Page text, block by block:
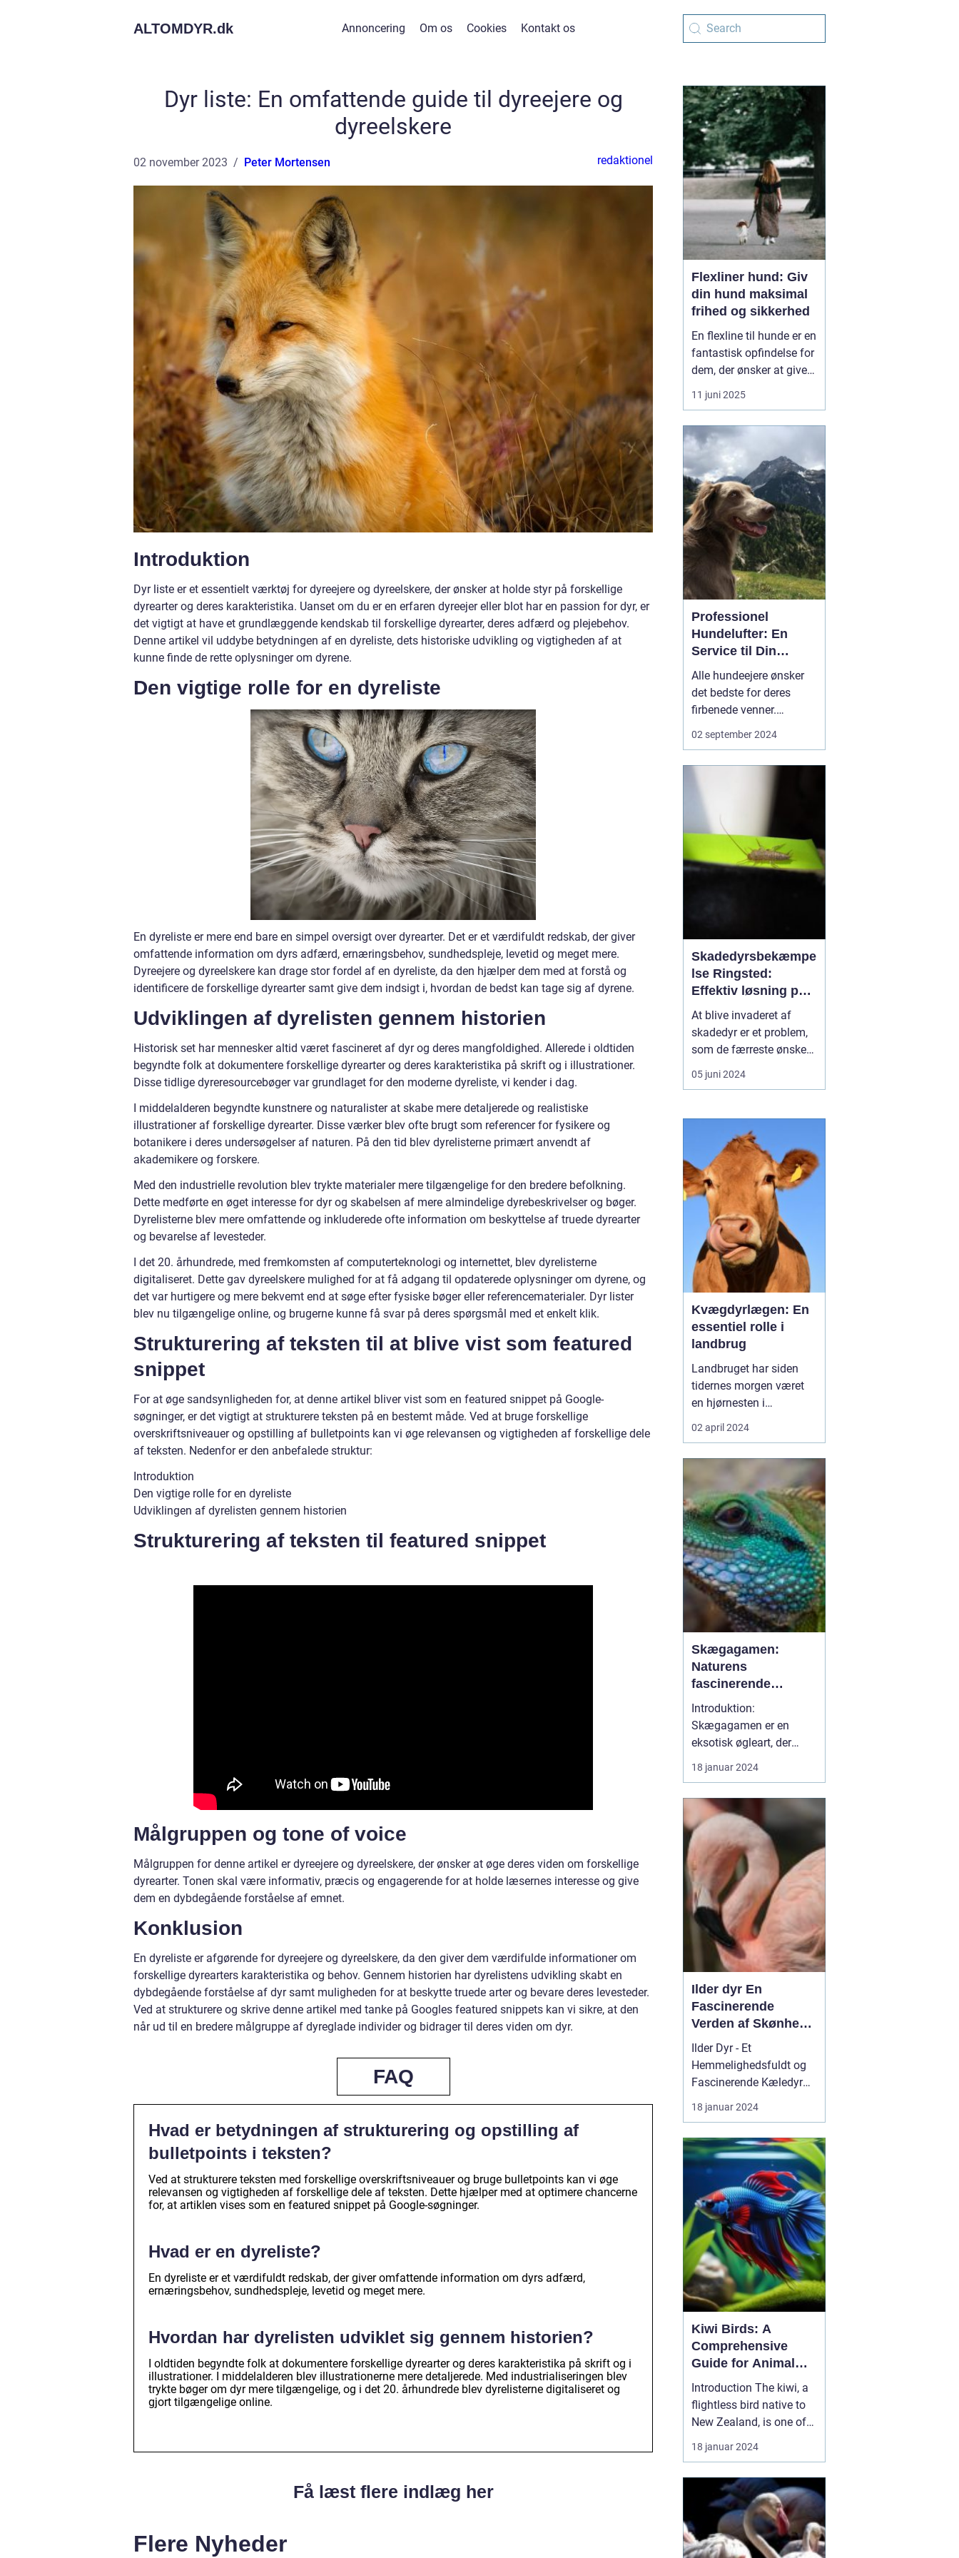
ALTOMDYR.dk Annoncering Om os Cookies Kontakt os
Dyr liste: En omfattende guide til dyreejere og
dyreelskere
02 november 2023 Peter Mortensen redaktionel
Introduktion
Dyr liste er et essentielt værktøj for dyreejere og dyreelskere, der ønsker at holde styr på forskellige
dyrearter og deres karakteristika. Uanset om du er en erfaren dyreejer eller blot har en passion for dyr, er
det vigtigt at have et grundlæggende kendskab til forskellige dyrearter, deres adfærd og plejebehov.
Denne artikel vil uddybe betydningen af en dyreliste, dets historiske udvikling og vigtigheden af at
kunne finde de rette oplysninger om dyrene.
Den vigtige rolle for en dyreliste
En dyreliste er mere end bare en simpel oversigt over dyrearter. Det er et værdifuldt redskab, der giver
omfattende information om dyrs adfærd, ernæringsbehov, sundhedspleje, levetid og meget mere.
Dyreejere og dyreelskere kan drage stor fordel af en dyreliste, da den hjælper dem med at forstå og
identificere de forskellige dyrearter samt give dem indsigt i, hvordan de bedst kan tage sig af dyrene.
Udviklingen af dyrelisten gennem historien
Historisk set har mennesker altid været fascineret af dyr og deres mangfoldighed. Allerede i oldtiden
begyndte folk at dokumentere forskellige dyrearter og deres karakteristika på skrift og i illustrationer.
Disse tidlige dyreresourcebøger var grundlaget for den moderne dyreliste, vi kender i dag.
I middelalderen begyndte kunstnere og naturalister at skabe mere detaljerede og realistiske
illustrationer af forskellige dyrearter. Disse værker blev ofte brugt som referencer for fysikere og
botanikere i deres undersøgelser af naturen. På den tid blev dyrelisterne primært anvendt af
akademikere og forskere.
Med den industrielle revolution blev trykte materialer mere tilgængelige for den bredere befolkning.
Dette medførte en øget interesse for dyr og skabelsen af mere almindelige dyrebeskrivelser og bøger.
Dyrelisterne blev mere omfattende og inkluderede ofte information om beskyttelse af truede dyrearter
og bevarelse af levesteder.
I det 20. århundrede, med fremkomsten af computerteknologi og internettet, blev dyrelisterne
digitaliseret. Dette gav dyreelskere mulighed for at få adgang til opdaterede oplysninger om dyrene, og
det var hurtigere og mere bekvemt end at søge efter fysiske bøger eller referencematerialer. Dyr lister
blev nu tilgængelige online, og brugerne kunne få svar på deres spørgsmål med et enkelt klik.
Strukturering af teksten til at blive vist som featured
snippet
For at øge sandsynligheden for, at denne artikel bliver vist som en featured snippet på Google-
søgninger, er det vigtigt at strukturere teksten på en bestemt måde. Ved at bruge forskellige
overskriftsniveauer og opstilling af bulletpoints kan vi øge relevansen og vigtigheden af forskellige dele
af teksten. Nedenfor er den anbefalede struktur:
Introduktion
Den vigtige rolle for en dyreliste
Udviklingen af dyrelisten gennem historien
Strukturering af teksten til featured snippet
Målgruppen og tone of voice
Målgruppen for denne artikel er dyreejere og dyreelskere, der ønsker at øge deres viden om forskellige
dyrearter. Tonen skal være informativ, præcis og engagerende for at holde læsernes interesse og give
dem en dybdegående forståelse af emnet.
Konklusion
En dyreliste er afgørende for dyreejere og dyreelskere, da den giver dem værdifulde informationer om
forskellige dyrearters karakteristika og behov. Gennem historien har dyrelistens udvikling skabt en
dybdegående forståelse af dyr samt muligheden for at beskytte truede arter og bevare deres levesteder.
Ved at strukturere og skrive denne artikel med tanke på Googles featured snippets kan vi sikre, at den
når ud til en bredere målgruppe af dyreglade individer og bidrager til deres viden om dyr.
FAQ
Hvad er betydningen af strukturering og opstilling af
bulletpoints i teksten?
Ved at strukturere teksten med forskellige overskriftsniveauer og bruge bulletpoints kan vi øge
relevansen og vigtigheden af forskellige dele af teksten. Dette hjælper med at optimere chancerne
for, at artiklen vises som en featured snippet på Google-søgninger.
Hvad er en dyreliste?
En dyreliste er et værdifuldt redskab, der giver omfattende information om dyrs adfærd,
ernæringsbehov, sundhedspleje, levetid og meget mere.
Hvordan har dyrelisten udviklet sig gennem historien?
I oldtiden begyndte folk at dokumentere forskellige dyrearter og deres karakteristika på skrift og i
illustrationer. I middelalderen blev illustrationerne mere detaljerede. Med industrialiseringen blev
trykte bøger om dyr mere tilgængelige, og i det 20. århundrede blev dyrelisterne digitaliseret og
gjort tilgængelige online.
Få læst flere indlæg her
Flere Nyheder
Flexliner hund: Giv
din hund maksimal
frihed og sikkerhed
En flexline til hunde er en
fantastisk opfindelse for
dem, der ønsker at give
deres hunde både frihed
og sikkerhed under
dykke ned i, hvordan
flexliner fungerer,
fordelene ved at bruge
dem, samt hvordan m...
11 juni 2025
Professionel
Hundelufter: En
Service til Din
Bedste Vens
Velvære
Alle hundeejere ønsker
det bedste for deres
firbenede venner.
Moderne livsstil
indebærer ofte travle
som kan gøre det en
udfordring at tilbyde sin
hund tilstrækkelig...
02 september 2024
Skadedyrsbekæmpe
lse Ringsted:
Effektiv løsning på
dit
skadedyrsproblem
At blive invaderet af
skadedyr er et problem,
som de færreste ønsker
at stå overfor. Hvad
enten det drejer sig om
rotter, eller andre
uvelkomne gæster, kan
det skabe store gener for
både husejere og
virksomheder i Ringsted
...
05 juni 2024
Kvægdyrlægen: En
essentiel rolle i
landbrug
Landbruget har siden
tidernes morgen været
en hjørnesten i
samfundet, og en af de
mest vitale aktører i
tvivl kvægdyrlægen.
Disse fagfolk er
essentielle i deres rolle
med at sikre sundhed og
velfærd for et af de mest
udbredte lan...
02 april 2024
Skægagamen:
Naturens
fascinerende
krybdyr
Introduktion:
Skægagamen er en
eksotisk øgleart, der
tiltrækker
opmærksomhed fra
over hele verden. Med
sin imponerende
størrelse og
karakteristiske udseende
er skægagamen blevet
et populært kæledyr
blandt reptilentusiaster.
I...
18 januar 2024
Ilder dyr En
Fascinerende
Verden af Skønhed
og Energi
Ilder Dyr - Et
Hemmelighedsfuldt og
Fascinerende Kæledyr
Hvad er en Ilder? Det er
en drø...
18 januar 2024
Kiwi Birds: A
Comprehensive
Guide for Animal
Lovers
Introduction The kiwi, a
flightless bird native to
New Zealand, is one of
the most fascinating
and unique creatures on
appearance and
interesting behaviors, it
captures the hearts of
animal enthusiasts
18 januar 2024